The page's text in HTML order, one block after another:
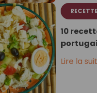
10
Lire la